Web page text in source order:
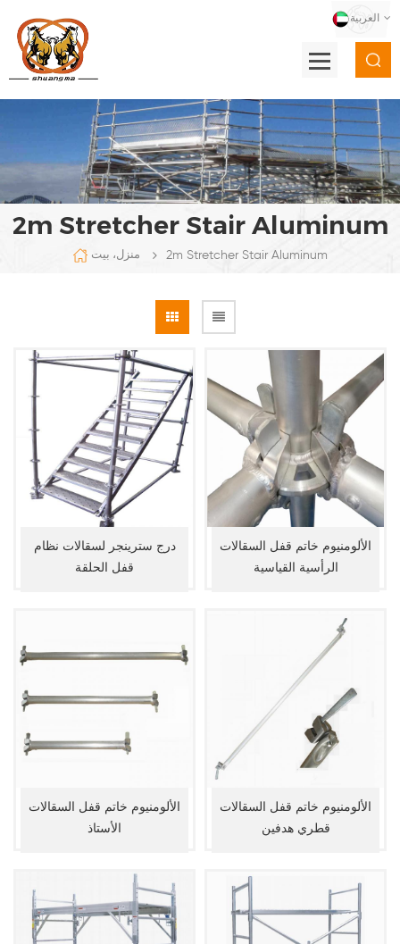
العربية
2m Stretcher Stair Aluminum
منزل، بيت 2m Stretcher Stair Aluminum
درج سترينجر لسقالات نظام
قفل الحلقة
الألومنيوم خاتم قفل السقالات
الرأسية القياسية
الألومنيوم خاتم قفل السقالات
الأستاذ
الألومنيوم خاتم قفل السقالات
قطري هدفين